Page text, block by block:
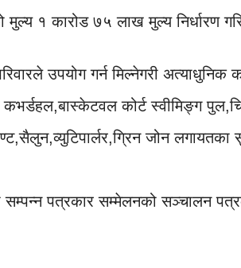
१ कारोड ७५ लाख मुल्य निर्धारण
उपयोग गर्न मिल्नेगरी अत्याधुनिक
कोर्ट स्वीमिङ्ग
जोन लगायतका
सम्पन्न पत्रकार सम्मेलनको सञ्चालन